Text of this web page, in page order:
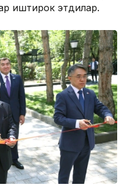
иштирок этдилар.